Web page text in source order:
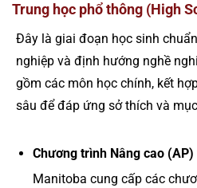
Trung học phổ thông (High
Đây là giai đoạn học sinh
nghiệp và định hướng nghề
gồm các môn học chính, kết
sâu để đáp ứng sở thích và
Chương trình Nâng cao
Manitoba cung cấp các